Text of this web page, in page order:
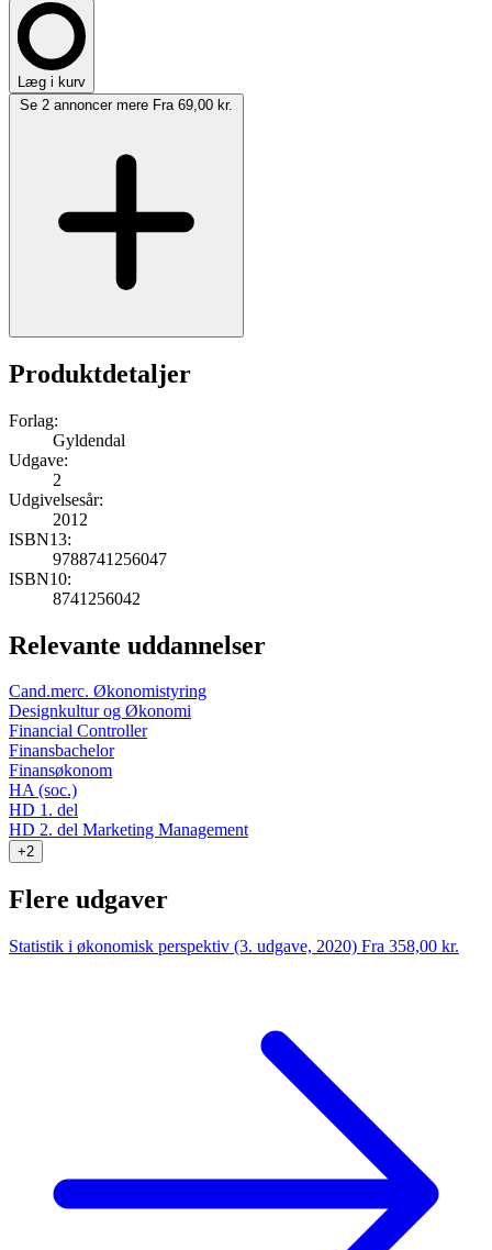
Læg i kurv
Se 2 annoncer mere Fra 69,00 kr.
Produktdetaljer
Forlag:
Gyldendal
Udgave:
2
Udgivelsesår:
2012
ISBN13:
9788741256047
ISBN10:
8741256042
Relevante uddannelser
Cand.merc. Økonomistyring
Designkultur og Økonomi
Financial Controller
Finansbachelor
Finansøkonom
HA (soc.)
HD 1. del
HD 2. del Marketing Management
+2
Flere udgaver
Statistik i økonomisk perspektiv (3. udgave, 2020) Fra 358,00 kr.